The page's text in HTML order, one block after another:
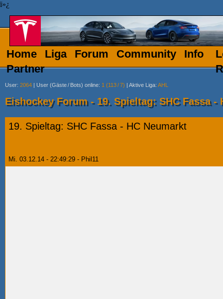
ï»¿
Home Liga Forum Community
Info
Partner
User: 2064 | User (Gäste/ Bots) online: 1 (113/7) | Aktive Liga: AHL
Eishockey Forum - 19. Spieltag: SHC Fassa -
19. Spieltag: SHC Fassa - HC Neumarkt
Mi. 03.12.14 - 22:49:29 - Phil11